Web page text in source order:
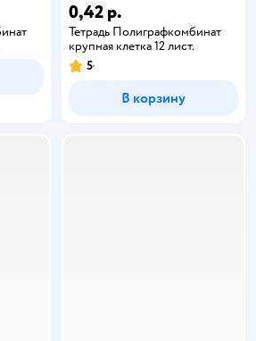
0,42 р.
Тетрадь Полиграфкомбинат
крупная клетка 12 лист.
5
В корзину